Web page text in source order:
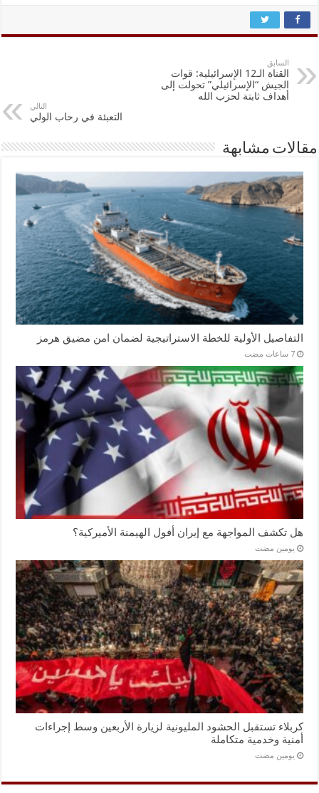
السابق
القناة الـ12 الإسرائيلية: قوات
الجيش “الإسرائيلي” تحولت إلى
أهداف ثابتة لحزب الله
التالي
التعبئة في رحاب الولي
مقالات مشابهة
التفاصيل الأولية للخطة الاستراتيجية لضمان امن مضيق هرمز
‏7 ساعات مضت
هل تكشف المواجهة مع إيران أفول الهيمنة الأميركية؟
‏يومين مضت
كربلاء تستقبل الحشود المليونية لزيارة الأربعين وسط إجراءات
أمنية وخدمية متكاملة
‏يومين مضت